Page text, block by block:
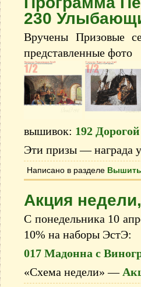
230
Вручены Призовые
представленные фото
вышивок: 192
Эти призы — награда
Написано в разделе
Акция
С понедельника 10
10% на наборы ЭстЭ:
017 Мадонна с
«Схема недели» —